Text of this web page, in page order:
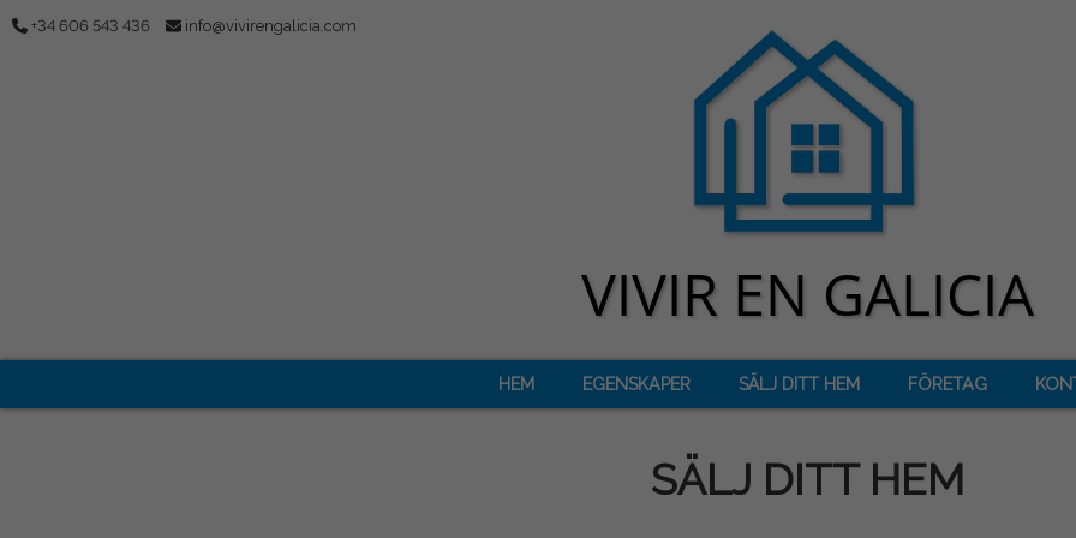
+34 606 543 436 info@vivirengalicia.com
HEM EGENSKAPER SÄLJ DITT HEM FÖRETAG
SÄLJ DITT HEM